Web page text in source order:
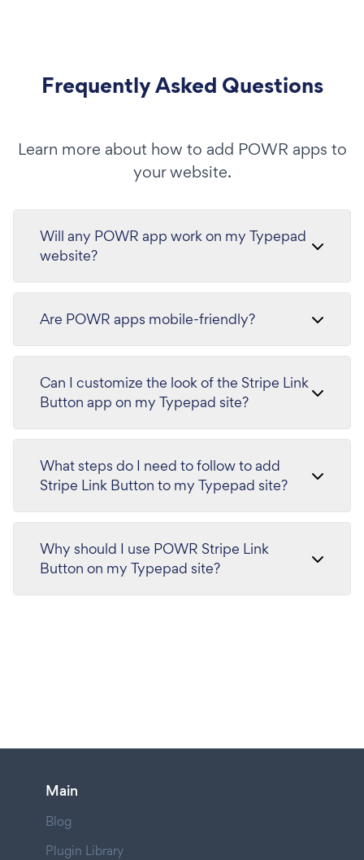
Frequently Asked Questions
Learn more about how to add POWR apps to
your website.
Will any POWR app work on my Typepad
website?
Are POWR apps mobile-friendly?
Can I customize the look of the Stripe Link
Button app on my Typepad site?
What steps do I need to follow to add
Stripe Link Button to my Typepad site?
Why should I use POWR Stripe Link
Button on my Typepad site?
Main
Blog
Plugin Library